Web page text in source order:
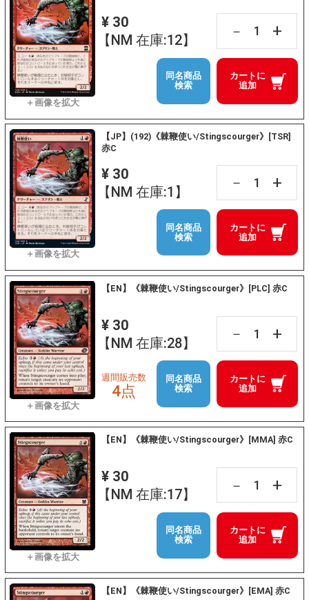
¥ 30
【NM 在庫:12】
－ +
カートに
追加
同名商品
検索
【JP】(192)《棘鞭使い/Stingscourger》[TSR]
赤C
¥ 30
【NM 在庫:1】
－ +
カートに
追加
同名商品
検索
【EN】《棘鞭使い/Stingscourger》[PLC] 赤C
¥ 30
【NM 在庫:28】
－ +
カートに
追加
週間販売数
4点
同名商品
検索
【EN】《棘鞭使い/Stingscourger》[MMA] 赤C
¥ 30
【NM 在庫:17】
－ +
カートに
追加
同名商品
検索
【EN】《棘鞭使い/Stingscourger》[EMA] 赤C